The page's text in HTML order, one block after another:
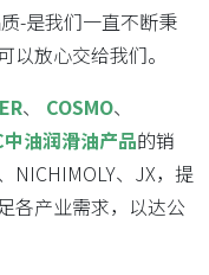
-是我们一直不断秉
放心交给我们。
、 COSMO、
中油润滑油产品的销
NICHIMOLY、JX，提
各产业需求，以达公